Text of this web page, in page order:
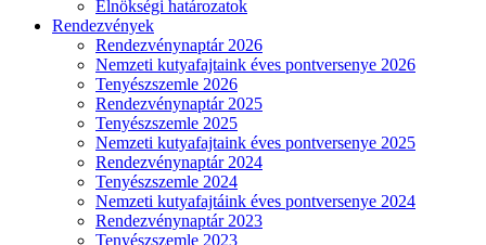
Elnökségi határozatok
Rendezvények
Rendezvénynaptár 2026
Nemzeti kutyafajtaink éves pontversenye 2026
Tenyészszemle 2026
Rendezvénynaptár 2025
Tenyészszemle 2025
Nemzeti kutyafajtaink éves pontversenye 2025
Rendezvénynaptár 2024
Tenyészszemle 2024
Nemzeti kutyafajtáink éves pontversenye 2024
Rendezvénynaptár 2023
Tenyészszemle 2023